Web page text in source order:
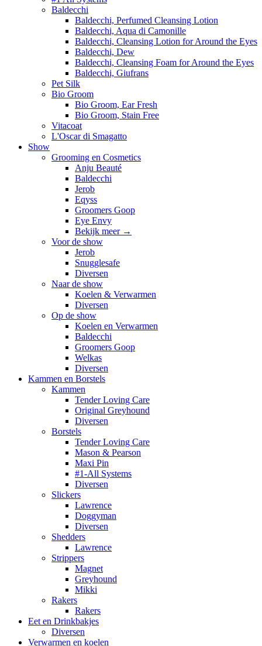
Baldecchi
Baldecchi, Perfumed Cleansing Lotion
Baldecchi, Aqua di Camonille
Baldecchi, Cleansing Lotion for Around the Eyes
Baldecchi, Dew
Baldecchi, Cleansing Foam for Around the Eyes
Baldecchi, Giufrans
Pet Silk
Bio Groom
Bio Groom, Ear Fresh
Bio Groom, Stain Free
Vitacoat
L'Oscar di Smagatto
Show
Grooming en Cosmetics
Anju Beauté
Baldecchi
Jerob
Eqyss
Groomers Goop
Eye Envy
Bekijk meer →
Voor de show
Jerob
Snugglesafe
Diversen
Naar de show
Koelen & Verwarmen
Diversen
Op de show
Koelen en Verwarmen
Baldecchi
Groomers Goop
Welkas
Diversen
Kammen en Borstels
Kammen
Tender Loving Care
Original Greyhound
Diversen
Borstels
Tender Loving Care
Mason & Pearson
Maxi Pin
#1-All Systems
Diversen
Slickers
Lawrence
Doggyman
Diversen
Shedders
Lawrence
Strippers
Magnet
Greyhound
Mikki
Rakers
Rakers
Eet en Drinkbakjes
Diversen
Verwarmen en koelen